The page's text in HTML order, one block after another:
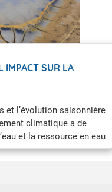
IMPACT SUR LA
et l’évolution saisonnière
climatique a de
et la ressource en eau